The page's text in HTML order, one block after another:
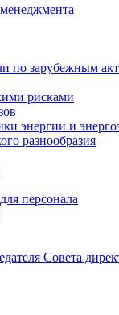
по зарубежным
рисками
энергии и
разнообразия
персонала
Совета